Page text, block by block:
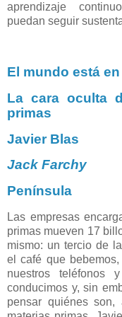
aprendizaje
puedan seguir
El mundo está
La cara oculta
primas
Javier Blas
Jack Farchy
Península
Las empresas
primas mueven 17
mismo: un tercio de
el café que
nuestros
conducimos y, sin
pensar quiénes